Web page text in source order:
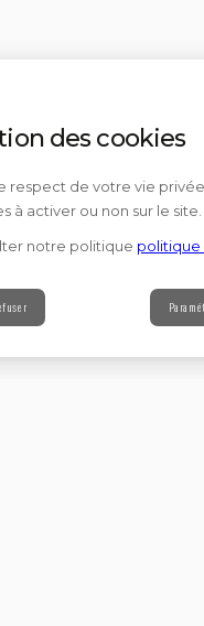
des cookies
respect de votre vie
à activer ou non sur le site.
notre politique politique